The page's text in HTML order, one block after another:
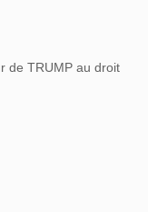
de TRUMP au droit